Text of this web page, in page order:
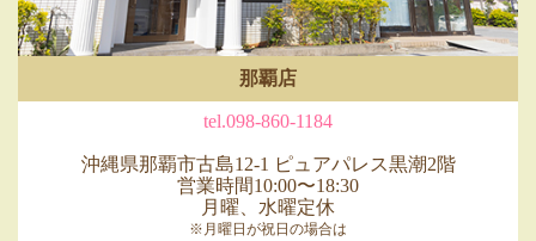
那覇店
tel.098-860-1184
沖縄県那覇市古島12-1 ピュアパレス黒潮2階
営業時間10:00〜18:30
月曜、水曜定休
※月曜日が祝日の場合は